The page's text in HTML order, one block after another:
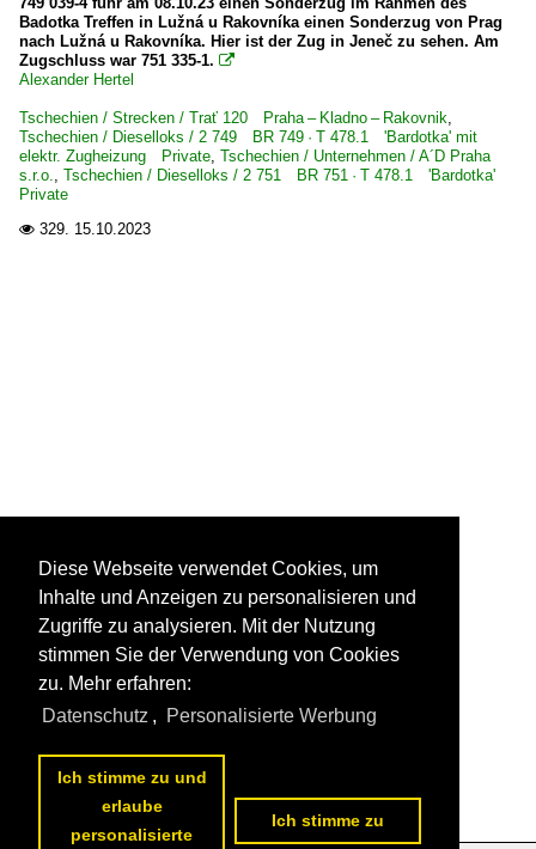
Badotka Treffen in Lužná u Rakovníka einen Sonderzug von Prag
nach Lužná u Rakovníka. Hier ist der Zug in Jeneč zu sehen. Am
Zugschluss war 751 335-1. 
Alexander Hertel
Tschechien / Strecken / Trať 120 Praha – Kladno – Rakovnik,
Tschechien / Dieselloks / 2 749 BR 749 · T 478.1 'Bardotka' mit
elektr. Zugheizung Private, Tschechien / Unternehmen / A´D Praha
s.r.o., Tschechien / Dieselloks / 2 751 BR 751 · T 478.1 'Bardotka'
Private
 329. 15.10.2023
Diese Webseite verwendet Cookies, um
Inhalte und Anzeigen zu personalisieren und
Zugriffe zu analysieren. Mit der Nutzung
stimmen Sie der Verwendung von Cookies
zu. Mehr erfahren:
Datenschutz , Personalisierte Werbung
Ich stimme zu und
erlaube
personalisierte
Ich stimme zu